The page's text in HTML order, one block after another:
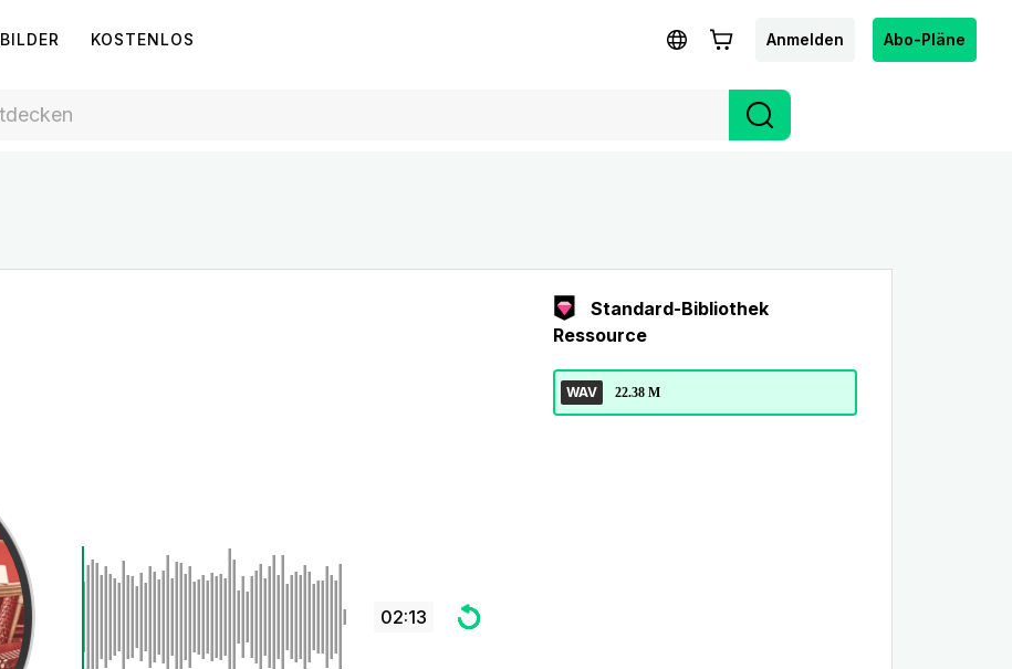
BILDER KOSTENLOS Anmelden Abo-Pläne
02:13
Standard-Bibliothek
Ressource
WAV 22.38 M